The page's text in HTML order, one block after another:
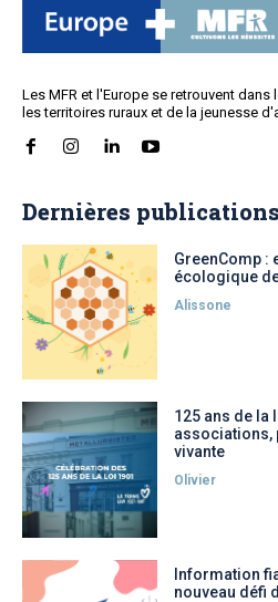
Les MFR et l'Europe se retrouvent
les territoires ruraux et de la jeunesse
Dernières publications
GreenComp :
écologique
Alissone
125 ans de la
associations,
vivante
Olivier
Information
nouveau défi